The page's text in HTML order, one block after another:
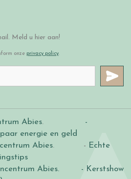
Meld u hier aan!
onze privacy policy.
Abies.
-
energie en geld
Abies. - Echte
Abies.
- Kerstshow